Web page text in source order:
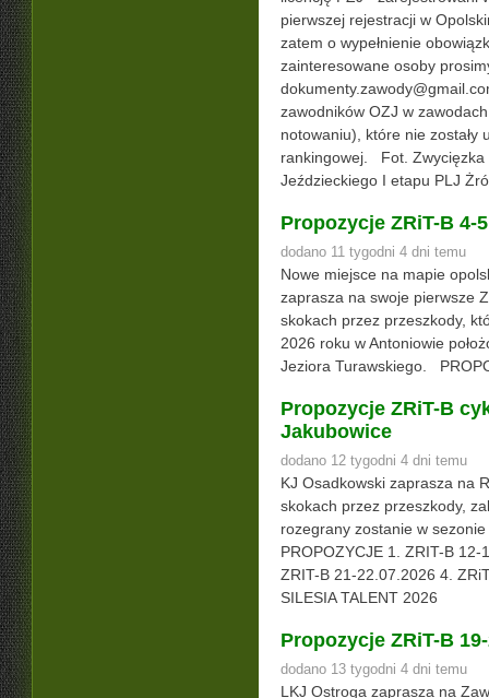
pierwszej rejestracji w
zatem o wypełnienie
zainteresowane osoby
zawodników OZJ w
notowaniu), które nie zostały
rankingowej. Fot. Zwycięzka
Jeździeckiego I etapu PLJ
Propozycje ZRiT-B 4-
dodano 11 tygodni 4 dni temu
Nowe miejsce na mapie
zaprasza na swoje pierwsze
skokach przez przeszkody,
2026 roku w Antoniowie
Jeziora Turawskiego.
Propozycje ZRiT-B
Jakubowice
dodano 12 tygodni 4 dni temu
KJ Osadkowski zaprasza na
skokach przez przeszkody,
rozegrany zostanie w
PROPOZYCJE 1. ZRIT-B
ZRIT-B 21-22.07.2026 4.
SILESIA TALENT 2026
Propozycje ZRiT-B
dodano 13 tygodni 4 dni temu
LKJ Ostroga zaprasza na